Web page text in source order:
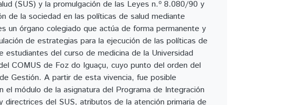
(SUS) y la promulgación de las Leyes n.º 8.080/90 y
de la sociedad en las políticas de salud mediante
un órgano colegiado que actúa de forma permanente y
de estrategias para la ejecución de las políticas de
del curso de medicina de la Universidad
COMUS de Foz do Iguaçu, cuyo punto del orden del
Gestión. A partir de esta vivencia, fue posible
módulo de la asignatura del Programa de Integración
directrices del SUS, atributos de la atención primaria de